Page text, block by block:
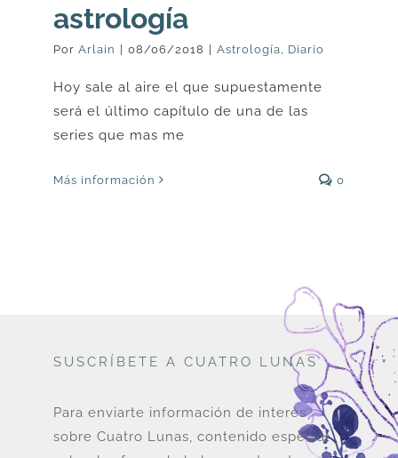
astrología
Por Arlain | 08/06/2018 | Astrología Diario
Hoy sale al aire el que supuestamente
será el último capítulo de una de las
series que mas me
Más información 0
SUSCRÍBETE A CUATRO LUNAS
Para enviarte información de interés
sobre Cuatro Lunas, contenido especial